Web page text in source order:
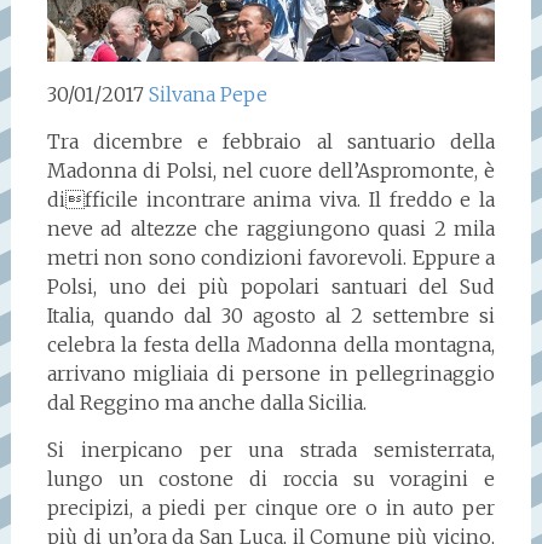
30/01/2017 Silvana Pepe
Tra dicembre e febbraio al santuario della
Madonna di Polsi, nel cuore dell’Aspromonte, è
difficile incontrare anima viva. Il freddo e la
neve ad altezze che raggiungono quasi 2 mila
metri non sono condizioni favorevoli. Eppure a
Polsi, uno dei più popolari santuari del Sud
Italia, quando dal 30 agosto al 2 settembre si
celebra la festa della Madonna della montagna,
arrivano migliaia di persone in pellegrinaggio
dal Reggino ma anche dalla Sicilia.
Si inerpicano per una strada semisterrata,
lungo un costone di roccia su voragini e
precipizi, a piedi per cinque ore o in auto per
più di un’ora da San Luca, il Comune più vicino,